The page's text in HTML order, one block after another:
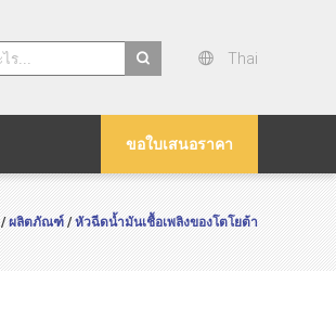
Thai
ขอใบเสนอราคา
/ผลิตภัณฑ์/หัวฉีดน้ำมันเชื้อเพลิงของโตโยต้า